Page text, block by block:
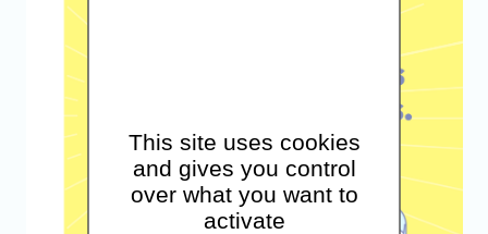
This site uses cookies
and gives you control
over what you want to
activate